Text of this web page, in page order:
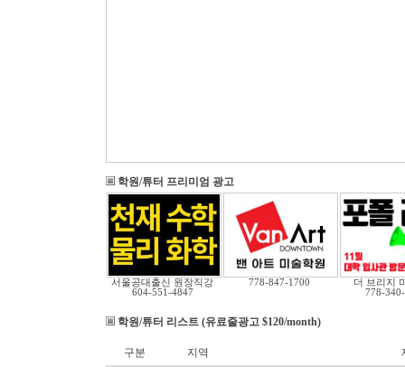
학원/튜터 프리미엄 광고
서울공대출신 원장직강
604-551-4847
778-847-1700
더 브리지
778-
학원/튜터 리스트 (유료줄광고 $120/month)
구분 지역